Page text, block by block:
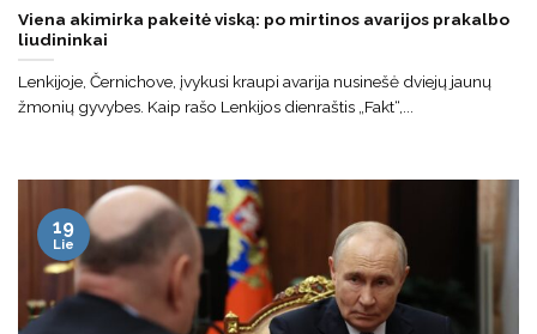
Viena akimirka pakeitė viską: po mirtinos avarijos prakalbo
liudininkai
Lenkijoje, Černichove, įvykusi kraupi avarija nusinešė dviejų jaunų
žmonių gyvybes. Kaip rašo Lenkijos dienraštis „Fakt“,...
19
Lie